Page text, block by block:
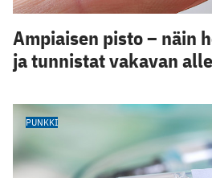
Ampiaisen pisto – näin
ja tunnistat vakavan
PUNKKI